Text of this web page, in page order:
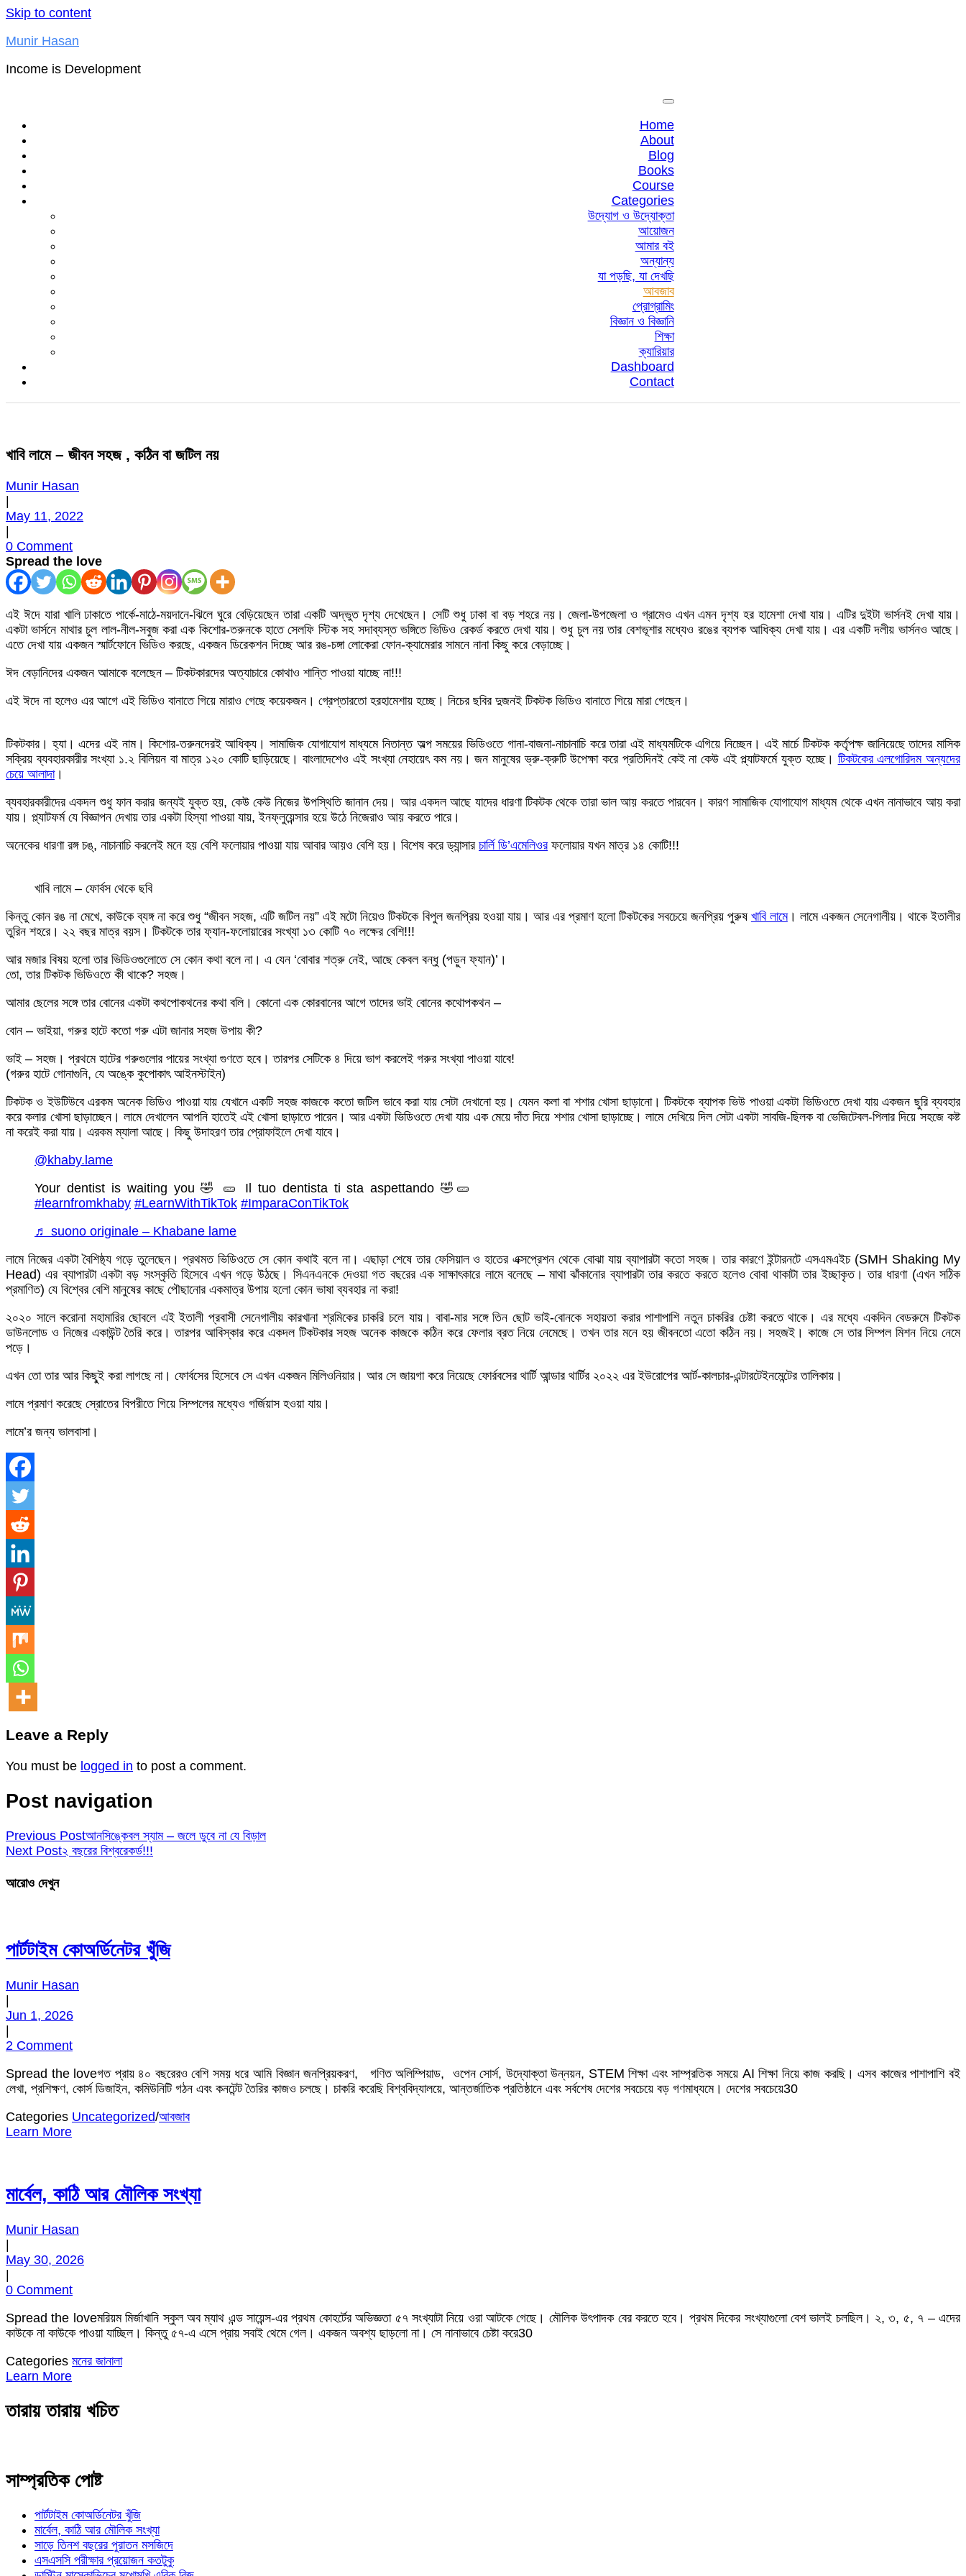
Skip to content
Munir Hasan
Income is Development
Home
About
Blog
Books
Course
Categories
উদ্যোগ ও উদ্যোক্তা
আয়োজন
আমার বই
অন্যান্য
যা পড়ছি, যা দেখছি
আবজাব
প্রোগ্রামিং
বিজ্ঞান ও বিজ্ঞানি
শিক্ষা
ক্যারিয়ার
Dashboard
Contact
খাবি লামে – জীবন সহজ , কঠিন বা জটিল নয়
Munir Hasan
May 11, 2022
0 Comment
Spread the love
এই ঈদে যারা খালি ঢাকাতে পার্কে-মাঠে-ময়দানে-ঝিলে ঘুরে বেড়িয়েছেন তারা একটি অদ্ভুত দৃশ্য দেখেছেন। সেটি শুধু ঢাকা বা বড় শহরে নয়। জেলা-উপজেলা ও গ্রামেও এখন এমন দৃশ্য হর হামেশা দেখা যায়। এটির দুইটা ভার্সনই দেখা যায়।
একটা ভার্সনে মাথার চুল লাল-নীল-সবুজ করা এক কিশোর-তরুনকে হাতে সেলফি স্টিক সহ সদাব্যস্ত ভঙ্গিতে ভিডিও রেকর্ড করতে দেখা যায়। শুধু চুল নয় তার বেশভূশার মধ্যেও রঙের ব্যপক আধিক্য দেখা যায়। এর একটি দলীয় ভার্সনও আছে।
এতে দেখা যায় একজন স্মার্টফোনে ভিডিও করছে, একজন ডিরেকশন দিচ্ছে আর রঙ-চঙ্গা লোকেরা ফোন-ক্যামেরার সামনে নানা কিছু করে বেড়াচ্ছে।
ঈদ বেড়ানিদের একজন আমাকে বলেছেন – টিকটকারদের অত্যাচারে কোথাও শান্তি পাওয়া যাচ্ছে না!!!
এই ঈদে না হলেও এর আগে এই ভিডিও বানাতে গিয়ে মারাও গেছে কয়েকজন। গ্রেপ্তারতো হরহামেশায় হচ্ছে। নিচের ছবির দুজনই টিকটক ভিডিও বানাতে গিয়ে মারা গেছেন।
টিকটকার। হ্যা। এদের এই নাম। কিশোর-তরুনদেরই আধিক্য। সামাজিক যোগাযোগ মাধ্যমে নিতান্ত অল্প সময়ের ভিডিওতে গানা-বাজনা-নাচানাচি করে তারা এই মাধ্যমটিকে এগিয়ে নিচ্ছেন। এই মার্চে টিকটক কর্তৃপক্ষ জানিয়েছে তাদের মাসিক
সক্রিয় ব্যবহারকারীর সংখ্যা ১.২ বিলিয়ন বা মাত্র ১২০ কোটি ছাড়িয়েছে। বাংলাদেশেও এই সংখ্যা নেহায়েৎ কম নয়। জন মানুষের ভ্রু-ক্রুটি উপেক্ষা করে প্রতিদিনই কেই না কেউ এই প্ল্যাটফর্মে যুক্ত হচ্ছে। টিকটকের এলগোরিদম অন্যদের
চেয়ে আলাদা।
ব্যবহারকারীদের একদল শুধু ফান করার জন্যই যুক্ত হয়, কেউ কেউ নিজের উপস্থিতি জানান দেয়। আর একদল আছে যাদের ধারণা টিকটক থেকে তারা ভাল আয় করতে পারবেন। কারণ সামাজিক যোগাযোগ মাধ্যম থেকে এখন নানাভাবে আয় করা
যায়। প্ল্যাটফর্ম যে বিজ্ঞাপন দেখায় তার একটা হিস্যা পাওয়া যায়, ইনফ্লুয়েন্সার হয়ে উঠে নিজেরাও আয় করতে পারে।
অনেকের ধারণা রঙ্গ চঙ্, নাচানাচি করলেই মনে হয় বেশি ফলোয়ার পাওয়া যায় আবার আয়ও বেশি হয়। বিশেষ করে ড্যান্সার চার্লি ডি’এমেলিওরফলোয়ার যখন মাত্র ১৪ কোটি!!!
খাবি লামে – ফোর্বস থেকে ছবি
কিন্তু কোন রঙ না মেখে, কাউকে ব্যঙ্গ না করে শুধু “জীবন সহজ, এটি জটিল নয়” এই মটো নিয়েও টিকটকে বিপুল জনপ্রিয় হওয়া যায়। আর এর প্রমাণ হলো টিকটকের সবচেয়ে জনপ্রিয় পুরুষ খাবি লামে। লামে একজন সেনেগালীয়। থাকে ইতালীর
তুরিন শহরে। ২২ বছর মাত্র বয়স। টিকটকে তার ফ্যান-ফলোয়ারের সংখ্যা ১৩ কোটি ৭০ লক্ষের বেশি!!!
আর মজার বিষয় হলো তার ভিডিওগুলোতে সে কোন কথা বলে না। এ যেন ‘বোবার শত্রু নেই, আছে কেবল বন্ধু (পড়ুন ফ্যান)’।
তো, তার টিকটক ভিডিওতে কী থাকে? সহজ।
আমার ছেলের সঙ্গে তার বোনের একটা কথপোকথনের কথা বলি। কোনো এক কোরবানের আগে তাদের ভাই বোনের কথোপকথন –
বোন – ভাইয়া, গরুর হাটে কতো গরু এটা জানার সহজ উপায় কী?
ভাই – সহজ। প্রথমে হাটের গরুগুলোর পায়ের সংখ্যা গুণতে হবে। তারপর সেটিকে ৪ দিয়ে ভাগ করলেই গরুর সংখ্যা পাওয়া যাবে!
(গরুর হাটে গোনাগুনি, যে অঙ্কে কুপোকাৎ আইনস্টাইন)
টিকটক ও ইউটিউবে এরকম অনেক ভিডিও পাওয়া যায় যেখানে একটি সহজ কাজকে কতো জটিল ভাবে করা যায় সেটা দেখানো হয়। যেমন কলা বা শশার খোসা ছাড়ানো। টিকটকে ব্যাপক ভিউ পাওয়া একটা ভিডিওতে দেখা যায় একজন ছুরি ব্যবহার
করে কলার খোসা ছাড়াচ্ছেন। লামে দেখালেন আপনি হাতেই এই খোসা ছাড়াতে পারেন। আর একটা ভিডিওতে দেখা যায় এক মেয়ে দাঁত দিয়ে শশার খোসা ছাড়াচ্ছে। লামে দেখিয়ে দিল সেটা একটা সাবজি-ছিলক বা ভেজিটেবল-পিলার দিয়ে সহজে কষ্ট
না করেই করা যায়। এরকম ম্যালা আছে। কিছু উদাহরণ তার প্রোফাইলে দেখা যাবে।
@khaby.lame
Your dentist is waiting you 🤣 🥒 Il tuo dentista ti sta aspettando 🤣🥒
#learnfromkhaby #LearnWithTikTok #ImparaConTikTok
♬ suono originale – Khabane lame
লামে নিজের একটা বৈশিষ্ঠ্য গড়ে তুলেছেন। প্রথমত ভিডিওতে সে কোন কথাই বলে না। এছাড়া শেষে তার ফেসিয়াল ও হাতের এক্সপ্রেশন থেকে বোঝা যায় ব্যাপারটা কতো সহজ। তার কারণে ইন্টারনটে এসএমএইচ (SMH Shaking My
Head) এর ব্যাপারটা একটা বড় সংস্কৃতি হিসেবে এখন গড়ে উঠছে। সিএনএনকে দেওয়া গত বছরের এক সাক্ষাৎকারে লামে বলেছে – মাথা ঝাঁকানোর ব্যাপারটা তার করতে করতে হলেও বোবা থাকাটা তার ইচ্ছাকৃত। তার ধারণা (এখন সঠিক
প্রমাণিত) যে বিশ্বের বেশি মানুষের কাছে পৌছানোর একমাত্র উপায় হলো কোন ভাষা ব্যবহার না করা!
২০২০ সালে করোনা মহামারির ছোবলে এই ইতালী প্রবাসী সেনেগালীয় কারখানা শ্রমিকের চাকরি চলে যায়। বাবা-মার সঙ্গে তিন ছোট ভাই-বোনকে সহায়তা করার পাশাপাশি নতুন চাকরির চেষ্টা করতে থাকে। এর মধ্যে একদিন বেডরুমে টিকটক
ডাউনলোড ও নিজের একাউন্ট তৈরি করে। তারপর আবিস্কার করে একদল টিকটকার সহজ অনেক কাজকে কঠিন করে ফেলার ব্রত নিয়ে নেমেছে। তখন তার মনে হয় জীবনতো এতো কঠিন নয়। সহজই। কাজে সে তার সিম্পল মিশন নিয়ে নেমে
পড়ে।
এখন তো তার আর কিছু্ই করা লাগছে না। ফোর্বসের হিসেবে সে এখন একজন মিলিওনিয়ার। আর সে জায়গা করে নিয়েছে ফোর্রবসের থার্টি আন্ডার থার্টির ২০২২ এর ইউরোপের আর্ট-কালচার-এন্টারটেইনমেন্টের তালিকায়।
লামে প্রমাণ করেছে স্রোতের বিপরীতে গিয়ে সিম্পলের মধ্যেও গর্জিয়াস হওয়া যায়।
লামে’র জন্য ভালবাসা।
Leave a Reply
You must be logged in to post a comment.
Post navigation
Previous Postআনসিঙ্কেবল স্যাম – জলে ডুবে না যে বিড়াল
Next Post২ বছরের বিশ্বরেকর্ড!!!
আরোও দেখুন
পার্টটাইম কোঅর্ডিনেটর খুঁজি
Munir Hasan
|
Jun 1, 2026
|
2 Comment
Spread the loveগত প্রায় ৪০ বছরেরও বেশি সময় ধরে আমি বিজ্ঞান জনপ্রিয়করণ, গণিত অলিম্পিয়াড, ওপেন সোর্স, উদ্যোক্তা উন্নয়ন, STEM শিক্ষা এবং সাম্প্রতিক সময়ে AI শিক্ষা নিয়ে কাজ করছি। এসব কাজের পাশাপাশি বই
লেখা, প্রশিক্ষণ, কোর্স ডিজাইন, কমিউনিটি গঠন এবং কনটেন্ট তৈরির কাজও চলছে। চাকরি করেছি বিশ্ববিদ্যালয়ে, আন্তর্জাতিক প্রতিষ্ঠানে এবং সর্বশেষ দেশের সবচেয়ে বড় গণমাধ্যমে। দেশের সবচেয়ে30
Categories Uncategorized/আবজাব
Learn More
মার্বেল, কাঠি আর মৌলিক সংখ্যা
Munir Hasan
|
May 30, 2026
|
0 Comment
Spread the loveমরিয়ম মির্জাখানি স্কুল অব ম্যাথ এন্ড সায়েন্স-এর প্রথম কোহর্টের অভিজ্ঞতা ৫৭ সংখ্যাটা নিয়ে ওরা আটকে গেছে। মৌলিক উৎপাদক বের করতে হবে। প্রথম দিকের সংখ্যাগুলো বেশ ভালই চলছিল। ২, ৩, ৫, ৭ – এদের
কাউকে না কাউকে পাওয়া যাচ্ছিল। কিন্তু ৫৭-এ এসে প্রায় সবাই থেমে গেল। একজন অবশ্য ছাড়লো না। সে নানাভাবে চেষ্টা করে30
Categories মনের জানালা
Learn More
তারায় তারায় খচিত
সাম্প্রতিক পোষ্ট
পার্টটাইম কোঅর্ডিনেটর খুঁজি
মার্বেল, কাঠি আর মৌলিক সংখ্যা
সাড়ে তিনশ বছরের পুরাতন মসজিদে
এসএসসি পরীক্ষার প্রয়োজন কতটুকু